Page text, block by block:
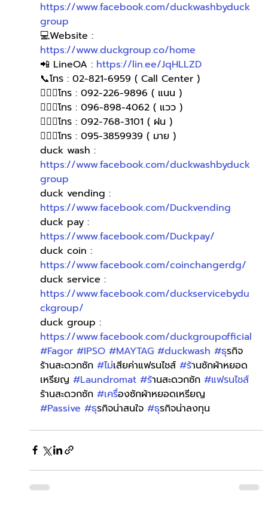
https://www.facebook.com/duckwashbyduck
group
💻Website :
https://www.duckgroup.co/home
📲 LineOA : https://lin.ee/JqHLLZD
📞โทร : 02-821-6959 ( Call Center )
🙋🏻‍♀️โทร : 092-226-9896 ( แนน )
🙋🏻‍♀โทร : 096-898-4062 ( แวว )
🙋🏻‍♀โทร : 092-768-3101 ( ฝน )
🙋🏻‍♀️โทร : 095-3859939 ( มาย )
duck wash :
https://www.facebook.com/duckwashbyduck
group
duck vending :
https://www.facebook.com/Duckvending
duck pay :
https://www.facebook.com/Duckpay/
duck coin :
https://www.facebook.com/coinchangerdg/
duck service :
https://www.facebook.com/duckservicebydu
ckgroup/
duck group :
https://www.facebook.com/duckgroupofficial
#Fagor #IPSO #MAYTAG #duckwash #ธุรกิจ
ร้านสะดวกซัก #ไม่เสียค่าแฟรนไชส์ #ร้านซักผ้าหยอด
เหรียญ #Laundromat #ร้านสะดวกซัก #แฟรนไชส์
ร้านสะดวกซัก #เครื่องซักผ้าหยอดเหรียญ
#Passive #ธุรกิจน่าสนใจ #ธุรกิจน่าลงทุน